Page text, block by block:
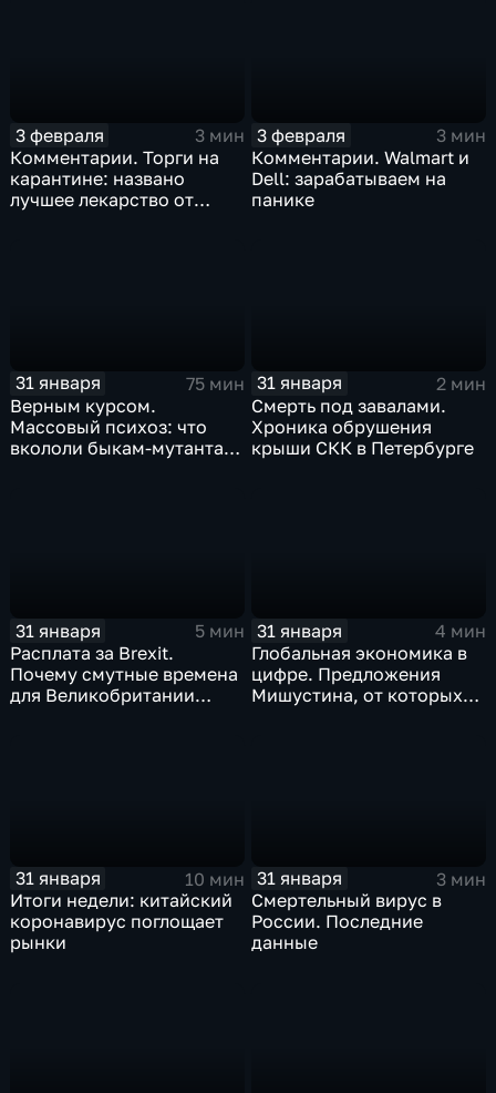
3 февраля
3 мин
Комментарии. Торги на
карантине: названо
лучшее лекарство от
3 февраля
3 мин
Комментарии. Walmart и
Dell: зарабатываем на
панике
31 января
75 мин
Верным курсом.
Массовый психоз: что
вкололи быкам-мутантам,
31 января
2 мин
Смерть под завалами.
Хроника обрушения
крыши СКК в Петербурге
31 января
5 мин
Расплата за Brexit.
Почему смутные времена
для Великобритании
31 января
4 мин
Глобальная экономика в
цифре. Предложения
Мишустина, от которых
31 января
10 мин
Итоги недели: китайский
коронавирус поглощает
рынки
31 января
3 мин
Смертельный вирус в
России. Последние
данные